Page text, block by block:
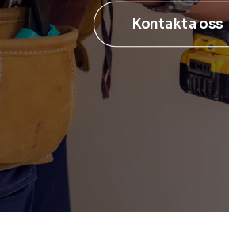
Kontakta oss